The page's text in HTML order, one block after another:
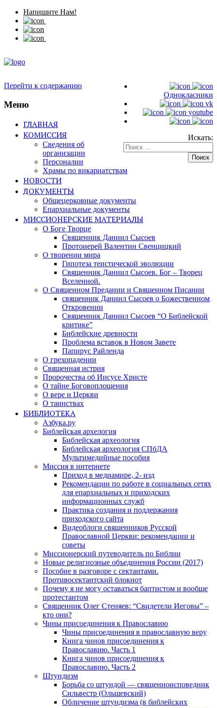
Напишите Нам!
Однокласники
vk
youtube
Искать:
Перейти к содержанию
Меню
ГЛАВНАЯ
КОМИССИЯ
Сведения об
организации
Персоналии
Храмы по викариатствам
НОВОСТИ
ДОКУМЕНТЫ
Общецерковные документы
Епархиальные документы
МИССИОНЕРСКИЕ МАТЕРИАЛЫ
О Боге Творце
Священник Даниил Сысоев
Протоиерей Валентин Свенцицкий
О творении мира
Гипотеза теистической эволюции
Священник Даниил Сысоев. Бог – Творец
Вселенной.
О Священном Предании и Священном Писании
священник Даниил Сысоев о Божественном
Откровении
Священник Даниил Сысоев “О Библейской
критике”
Библейские древности
Проблема вставок в Новом Завете
Папирус Райленда
О грехопадении
Священная истрия
Пророчества об Иисусе Христе
О тайне Боговоплощения
О вере и Церкви
О таинствах
БИБЛИОТЕКА
Азбука.ру
Библейская архелогия
Библейская археология
Библейская археология СПбДА
Мультимедийные пособия
Миссия в интернете
Приход в медиамире, 2- изд
Рекомендации по работе в социальных сетях
для епархиальных и приходских
информационных служб
Практика создания и поддержания
приходского сайта
Видеоблоги священников Русской
Православной Церкви: рекомендации и
советы
Миссионерский путеводитель по Библии
Новые религиозные объединения России (2017)
Пособие в разговоре с сектантами.
Противосектантский блокнот
Почему я не могу оставаться баптистом и вообще
протестантом
Священник Олег Стеняев: “Свидетели Иеговы” –
кто они?
Чины присоединения к Православию
Чины присоединения в православную веру
Книга чинов присоединения к
Православию. Часть 1
Книга чинов присоединения к
Православию. Часть 2
Штундизм
Борьба со штундой — священноисповедник
Сильвестр (Ольшевский)
Обличение штундизма (в библейских